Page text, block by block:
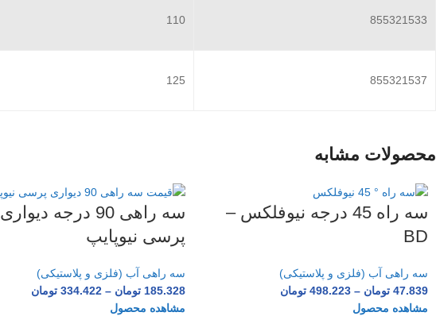
855321533
110
855321537
125
محصولات مشابه
سه راه 45 درجه نیوفلکس –
BD
سه راهی آب (فلزی و پلاستیکی)
47.839 تومان –
498.223 تومان
مشاهده محصول
سه راهی 90 درجه دیواری
پرسی نیوپایپ
سه راهی آب (فلزی و پلاستیکی)
185.328 تومان –
334.422 تومان
مشاهده محصول